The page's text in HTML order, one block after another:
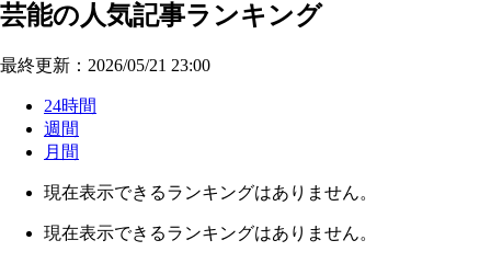
芸能の人気記事ランキング
最終更新：2026/05/21 23:00
24時間
週間
月間
現在表示できるランキングはありません。
現在表示できるランキングはありません。